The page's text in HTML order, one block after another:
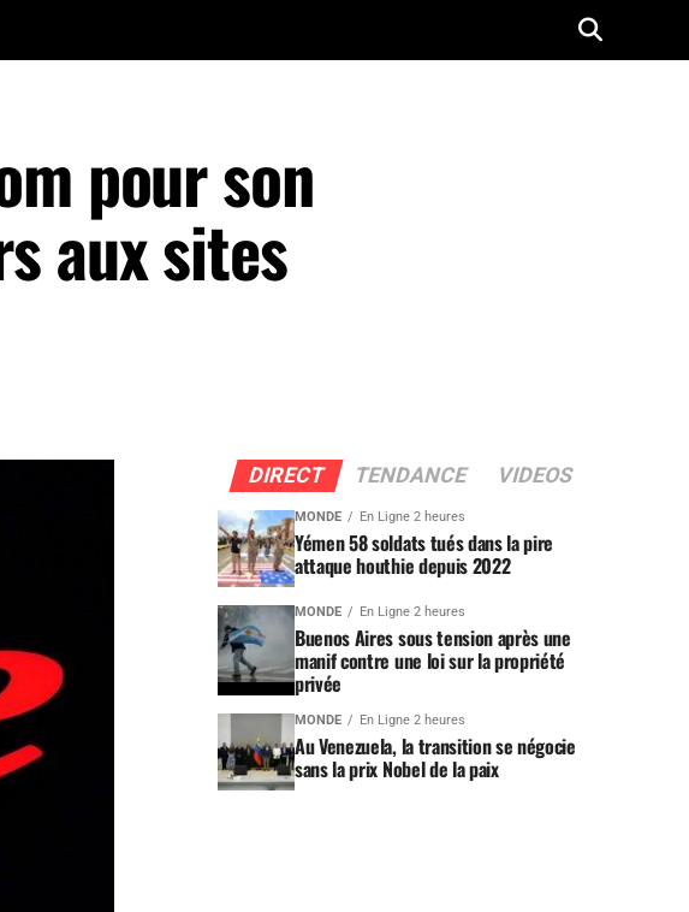
pour son
aux sites
DIRECT TENDANCE VIDEOS
MONDE En Ligne 2 heures
Yémen 58 soldats tués dans la pire
attaque houthie depuis 2022
MONDE En Ligne 2 heures
Buenos Aires sous tension après une
manif contre une loi sur la propriété
privée
MONDE En Ligne 2 heures
Au Venezuela, la transition se négocie
sans la prix Nobel de la paix